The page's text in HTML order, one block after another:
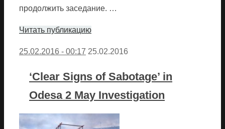
продолжить заседание. …
Читать публикацию
25.02.2016 - 00:17 25.02.2016
‘Clear Signs of Sabotage’ in
Odesa 2 May Investigation